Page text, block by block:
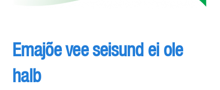
Emajõe vee seisund ei ole
halb